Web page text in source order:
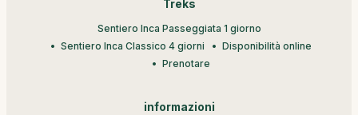
Treks
Sentiero Inca Passeggiata 1 giorno
Sentiero Inca Classico 4 giorni
Disponibilità online
Prenotare
informazioni